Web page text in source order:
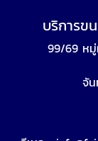
บริการข
99/69 ห
จั